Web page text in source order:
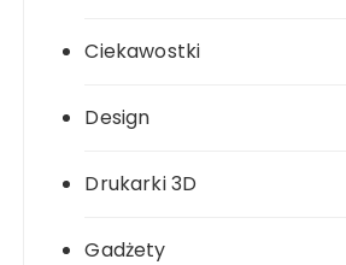
Ciekawostki
Design
Drukarki 3D
Gadżety